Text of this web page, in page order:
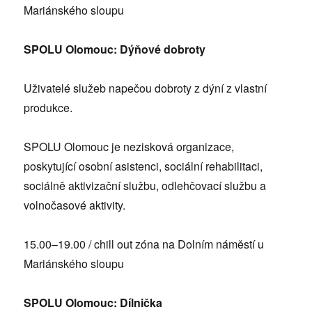
Mariánského sloupu
SPOLU Olomouc: Dýňové dobroty
Uživatelé služeb napečou dobroty z dýní z vlastní
produkce.
SPOLU Olomouc je nezisková organizace,
poskytující osobní asistenci, sociální rehabilitaci,
sociálně aktivizační službu, odlehčovací službu a
volnočasové aktivity.
15.00–19.00 / chill out zóna na Dolním náměstí u
Mariánského sloupu
SPOLU Olomouc: Dílnička